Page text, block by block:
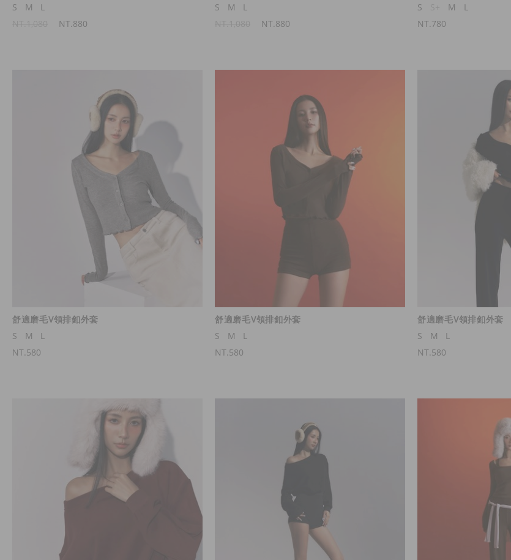
S
M
L
NT.880
S
M
L
NT.880
S
M
L
NT.780
舒適磨毛V領排釦外套
S
M
L
NT.580
舒適磨毛V領排釦外套
S
M
L
NT.580
舒適磨毛V領排釦外套
S
M
L
NT.580